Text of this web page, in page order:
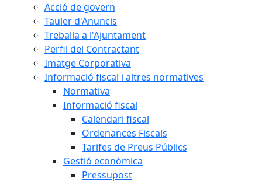
Acció de govern
Tauler d'Anuncis
Treballa a l'Ajuntament
Perfil del Contractant
Imatge Corporativa
Informació fiscal i altres normatives
Normativa
Informació fiscal
Calendari fiscal
Ordenances Fiscals
Tarifes de Preus Públics
Gestió econòmica
Pressupost